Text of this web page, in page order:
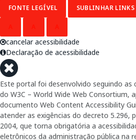
FONTE LEGÍVEL SUBLINHAR LINKS
cancelar acessibilidade
Declaração de acessibilidade
Este portal foi desenvolvido seguindo
do W3C – World Wide Web Consortium,
documento Web Content Accessibility
atender as exigências do decreto 5.296,
2004, que torna obrigatória a
eletrônicos da administração pública na